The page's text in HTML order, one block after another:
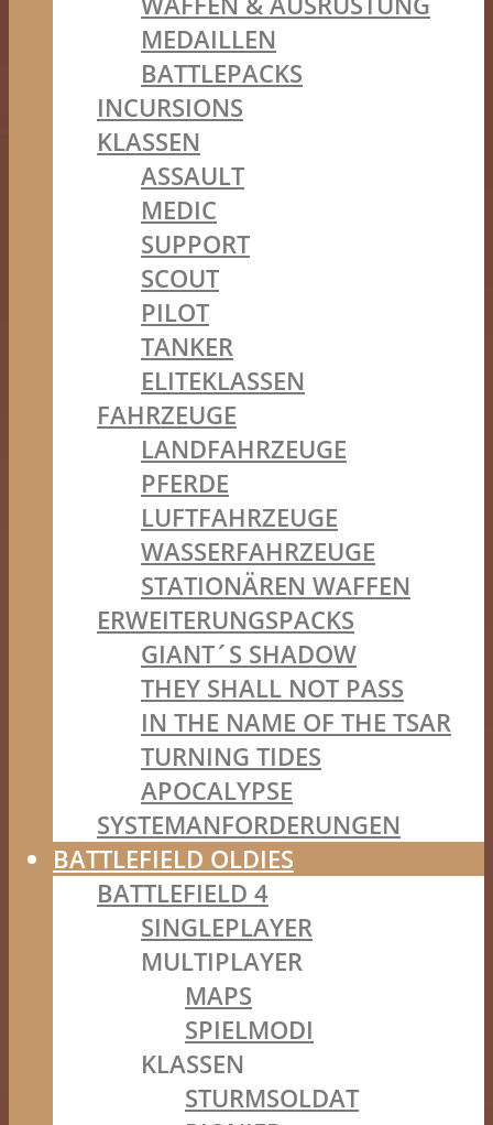
MEDAILLEN
BATTLEPACKS
INCURSIONS
KLASSEN
ASSAULT
MEDIC
SUPPORT
SCOUT
PILOT
TANKER
ELITEKLASSEN
FAHRZEUGE
LANDFAHRZEUGE
PFERDE
LUFTFAHRZEUGE
WASSERFAHRZEUGE
STATIONÄREN WAFFEN
ERWEITERUNGSPACKS
GIANT´S SHADOW
THEY SHALL NOT PASS
IN THE NAME OF THE TSAR
TURNING TIDES
APOCALYPSE
SYSTEMANFORDERUNGEN
BATTLEFIELD OLDIES
BATTLEFIELD 4
SINGLEPLAYER
MULTIPLAYER
MAPS
SPIELMODI
KLASSEN
STURMSOLDAT